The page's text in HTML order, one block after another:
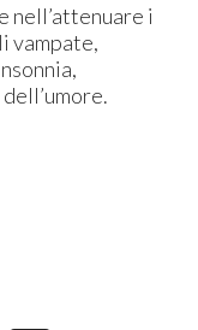
nell’attenuare i
vampate,